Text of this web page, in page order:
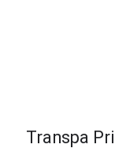
Transpa